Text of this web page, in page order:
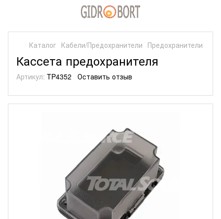
Каталог Кабели/Предохранители Предохранители
Кассета предохранителя
Артикул: TP4352 Оставить отзыв